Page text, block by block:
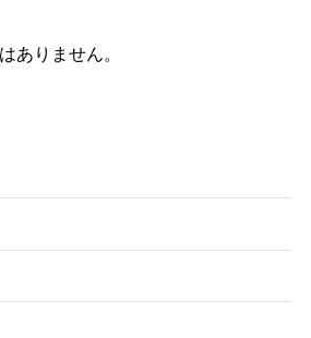
ありません。